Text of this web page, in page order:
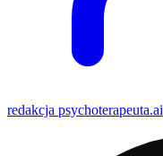
redakcja psychoterapeuta.ai